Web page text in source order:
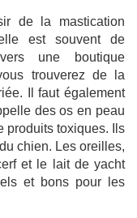
de la mastication
est souvent de
une boutique
trouverez de la
Il faut également
des os en peau
produits toxiques. Ils
chien. Les oreilles,
et le lait de yacht
et bons pour les